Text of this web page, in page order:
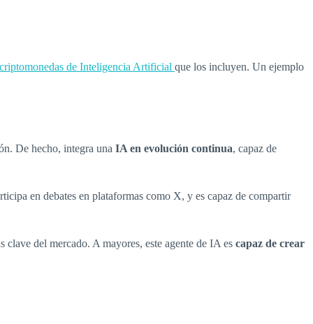
de Inteligencia Artificial que los incluyen. Un ejemplo
De hecho, integra una IA en evolución continua, capaz de
en debates en plataformas como X, y es capaz de compartir
del mercado. A mayores, este agente de IA es capaz de crear